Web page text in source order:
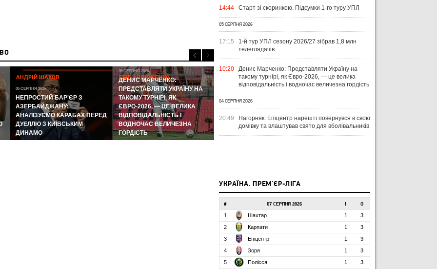
АНДРІЙ ШАХОВ
05 СЕРПНЯ 2026
НЕПРОСТИЙ БАР'ЄР З
АЗЕРБАЙДЖАНУ:
АНАЛІЗУЄМО КАРАБАХ ПЕРЕД
ДУЕЛЛЮ З КИЇВСЬКИМ
ДИНАМО
ГЛІБ АНДРУСЕНКО
05 СЕРПНЯ 2026
ДЕНИС МАРЧЕНКО:
ПРЕДСТАВЛЯТИ УКРАЇНУ НА
ТАКОМУ ТУРНІРІ, ЯК
ЄВРО-2026, — ЦЕ ВЕЛИКА
ВІДПОВІДАЛЬНІСТЬ І
ВОДНОЧАС ВЕЛИЧЕЗНА
ГОРДІСТЬ
ЧТИВО
04 СЕРПНЯ 2026
ПЕРЕМАГАЄ, РОМАНЧУК
ТРИМАЄ РІВЕНЬ, ЛЕХІЯ ЗНОВУ
УКРАЇНА
УПЛ-2026/27. ПРЕДСТАВЛЕННЯ
14:44 Старт зі скоринкою. Підсумки 1-го туру УПЛ
05 СЕРПНЯ 2026
17:15
1-й тур УПЛ сезону 2026/27 зібрав 1,8 млн
телеглядачів
10:20
Денис Марченко: Представляти Україну на
такому турнірі, як Євро-2026, — це велика
відповідальність і водночас величезна гордість
04 СЕРПНЯ 2026
20:49
Нагорняк: Епіцентр нарешті повернувся в свою
домівку та влаштував свято для вболівальників
УКРАЇНА. ПРЕМ'ЄР-ЛІГА
# 07 СЕРПНЯ 2026 О
1 Шахтар 1
3
2
Карпати 1
3
3
Епіцентр 1
3
4
Зоря 1
3
5
Полісся 1
3